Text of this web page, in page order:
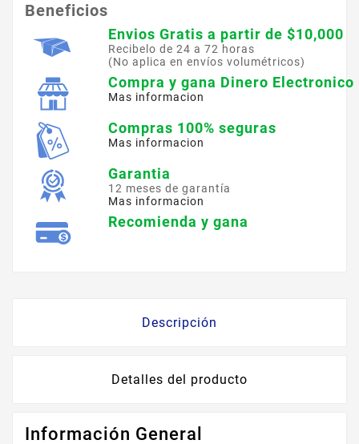
Beneficios
Envios Gratis a partir de $10,000
Recibelo de 24 a 72 horas
(No aplica en envíos volumétricos)
Compra y gana Dinero Electronico
Mas informacion
Compras 100% seguras
Mas informacion
Garantia
12 meses de garantía
Mas informacion
Recomienda y gana
Descripción
Detalles del producto
Información General